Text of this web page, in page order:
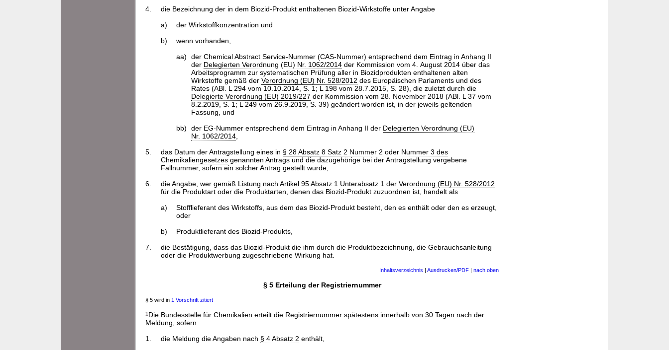
4.
die Bezeichnung der in dem Biozid-Produkt enthaltenen Biozid-Wirkstoffe unter Angabe
a)
der Wirkstoffkonzentration und
b)
wenn vorhanden,
aa)
der Chemical Abstract Service-Nummer (CAS-Nummer) entsprechend dem Eintrag in Anhang II
der Delegierten Verordnung (EU) Nr. 1062/2014 der Kommission vom 4. August 2014 über das
Arbeitsprogramm zur systematischen Prüfung aller in Biozidprodukten enthaltenen alten
Wirkstoffe gemäß derVerordnung (EU) Nr. 528/2012 des Europäischen Parlaments und des
Rates (ABl. L 294 vom 10.10.2014, S. 1; L 198 vom 28.7.2015, S. 28), die zuletzt durch die
Delegierte Verordnung (EU) 2019/227 der Kommission vom 28. November 2018 (ABl. L 37 vom
8.2.2019, S. 1; L 249 vom 26.9.2019, S. 39) geändert worden ist, in der jeweils geltenden
Fassung, und
bb)
der EG-Nummer entsprechend dem Eintrag in Anhang II der Delegierten Verordnung (EU)
Nr. 1062/2014,
5.
das Datum der Antragstellung eines in § 28 Absatz 8 Satz 2 Nummer 2 oder Nummer 3 des
Chemikaliengesetzesgenannten Antrags und die dazugehörige bei der Antragstellung vergebene
Fallnummer, sofern ein solcher Antrag gestellt wurde,
6.
die Angabe, wer gemäß Listung nach Artikel 95 Absatz 1 Unterabsatz 1 der Verordnung (EU) Nr. 528/2012
für die Produktart oder die Produktarten, denen das Biozid-Produkt zuzuordnen ist, handelt als
a)
Stofflieferant des Wirkstoffs, aus dem das Biozid-Produkt besteht, den es enthält oder den es erzeugt,
oder
b)
Produktlieferant des Biozid-Produkts,
7.
die Bestätigung, dass das Biozid-Produkt die ihm durch die Produktbezeichnung, die Gebrauchsanleitung
oder die Produktwerbung zugeschriebene Wirkung hat.
Inhaltsverzeichnis Ausdrucken/PDF nach oben
§ 5 Erteilung der Registriernummer
§ 5 wird in 1 Vorschrift zitiert
1Die Bundesstelle für Chemikalien erteilt die Registriernummer spätestens innerhalb von 30 Tagen nach der
Meldung, sofern
1.
die Meldung die Angaben nach § 4 Absatz 2 enthält,